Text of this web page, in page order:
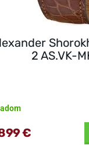
2 AS.VK-
€